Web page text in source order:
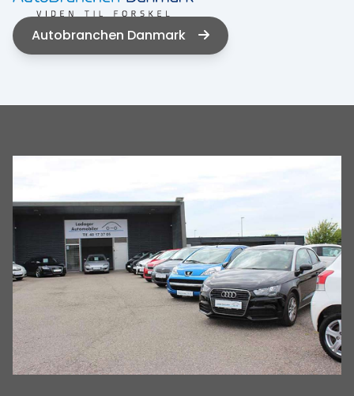
Autobranchen Danmark